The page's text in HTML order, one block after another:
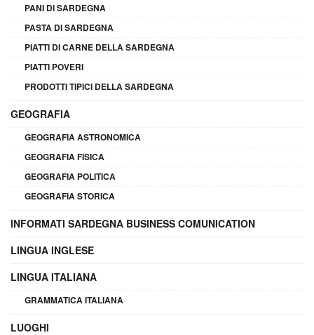
PANI DI SARDEGNA
PASTA DI SARDEGNA
PIATTI DI CARNE DELLA SARDEGNA
PIATTI POVERI
PRODOTTI TIPICI DELLA SARDEGNA
GEOGRAFIA
GEOGRAFIA ASTRONOMICA
GEOGRAFIA FISICA
GEOGRAFIA POLITICA
GEOGRAFIA STORICA
INFORMATI SARDEGNA BUSINESS COMUNICATION
LINGUA INGLESE
LINGUA ITALIANA
GRAMMATICA ITALIANA
LUOGHI